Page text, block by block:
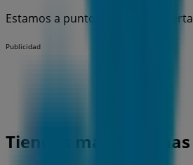
Estamos a punto de publicar
Publicidad
Tiendas más cercanas